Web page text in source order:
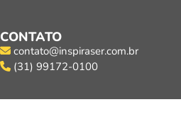
CONTATO
contato@inspiraser.com.br
(31) 99172-0100